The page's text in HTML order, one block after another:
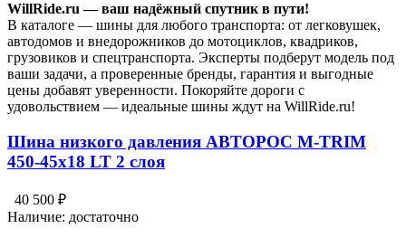
WillRide.ru — ваш надёжный спутник в пути!
В каталоге — шины для любого транспорта: от легковушек,
автодомов и внедорожников до мотоциклов, квадриков,
грузовиков и спецтранспорта. Эксперты подберут модель под
ваши задачи, а проверенные бренды, гарантия и выгодные
цены добавят уверенности. Покоряйте дороги с
удовольствием — идеальные шины ждут на WillRide.ru!
Шина низкого давления АВТОРОС M-TRIM
450-45х18 LT 2 слоя
40 500 ₽
Наличие: достаточно